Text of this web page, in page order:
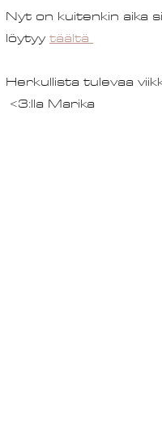
Nyt on kuitenkin aika
löytyy täältä
Herkullista tulevaa
<3:lla Marika